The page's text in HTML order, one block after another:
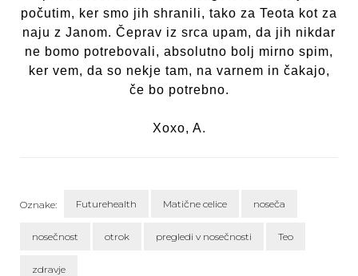
počutim, ker smo jih shranili, tako za Teota kot za
naju z Janom. Čeprav iz srca upam, da jih nikdar
ne bomo potrebovali, absolutno bolj mirno spim,
ker vem, da so nekje tam, na varnem in čakajo,
če bo potrebno.
Xoxo, A.
Oznake: Futurehealth Matične celice noseča
nosečnost otrok pregledi v nosečnosti Teo
zdravje